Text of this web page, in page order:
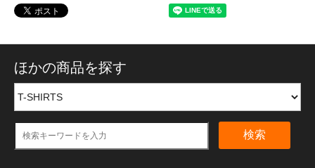
ほかの商品を探す
検索